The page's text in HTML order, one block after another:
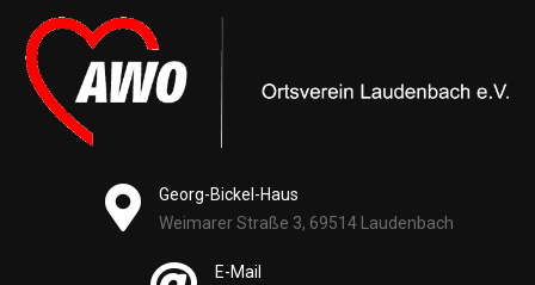
Georg-Bickel-Haus
Weimarer Straße 3, 69514 Laudenbach
E-Mail